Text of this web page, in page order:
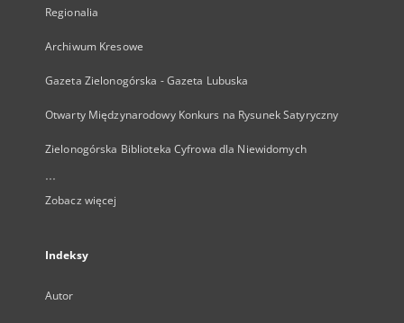
Regionalia
Archiwum Kresowe
Gazeta Zielonogórska - Gazeta Lubuska
Otwarty Międzynarodowy Konkurs na Rysunek Satyryczny
Zielonogórska Biblioteka Cyfrowa dla Niewidomych
...
Zobacz więcej
Indeksy
Autor